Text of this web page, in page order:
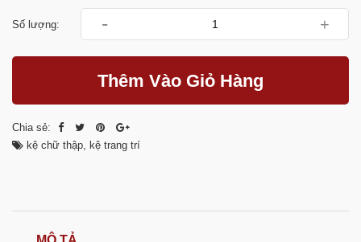
Số lượng: - +
Thêm Vào Giỏ Hàng
Chia sẻ:
kệ chữ thập, kệ trang trí